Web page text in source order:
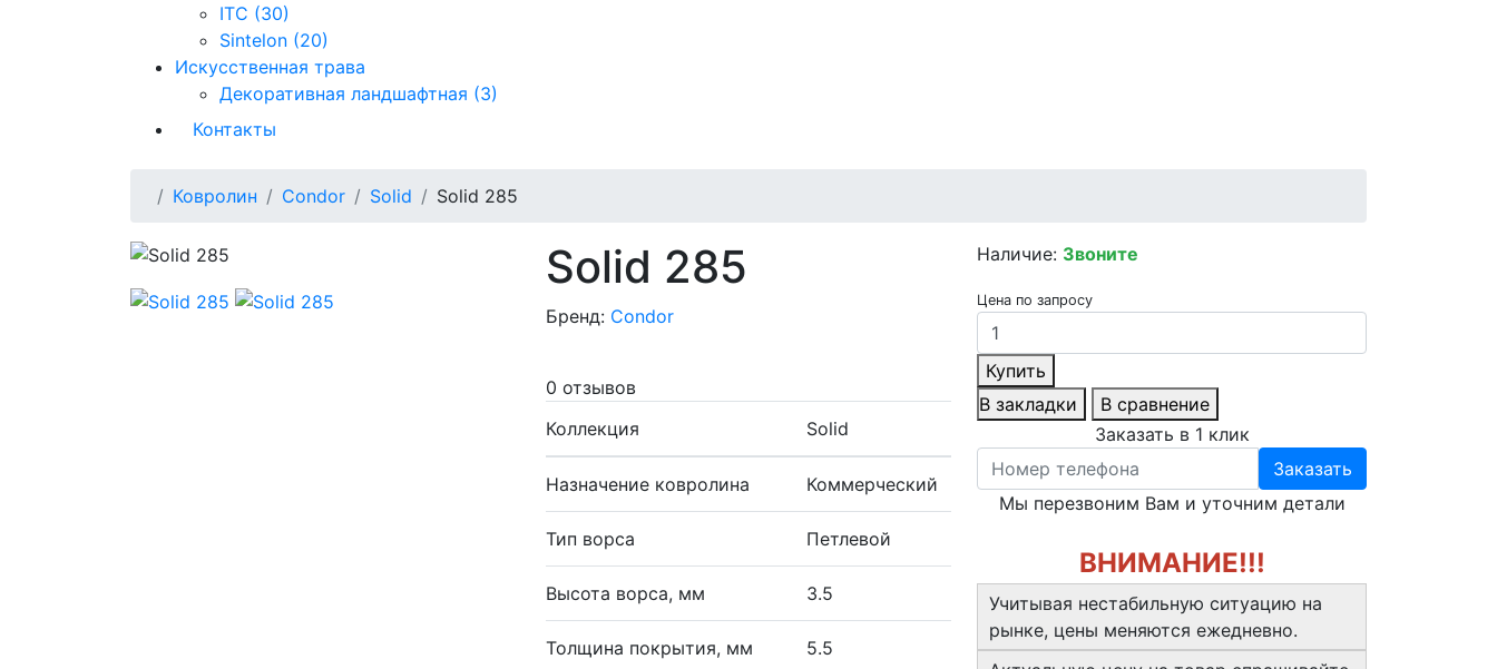
ITC (30)
Sintelon (20)
Искусственная трава
Декоративная ландшафтная (3)
Контакты
Ковролин Condor Solid Solid 285
Solid 285
Бренд: Condor
0 отзывов
Коллекция
Solid
Назначение ковролина Коммерческий
Тип ворса Петлевой
Высота ворса, мм 3.5
Толщина покрытия, мм 5.5
Наличие: Звоните
Цена по запросу
Купить
В закладки
В сравнение
Заказать в 1 клик
Заказать
Мы перезвоним Вам и уточним детали
ВНИМАНИЕ!!!
Учитывая нестабильную ситуацию на
рынке, цены меняются ежедневно.